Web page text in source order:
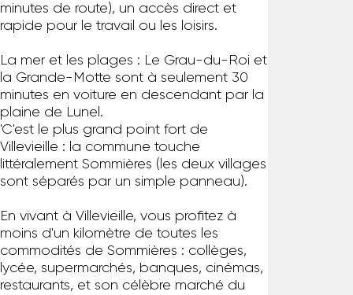
minutes de route), un accès direct et
rapide pour le travail ou les loisirs.
La mer et les plages : Le Grau-du-Roi et
la Grande-Motte sont à seulement 30
minutes en voiture en descendant par la
plaine de Lunel.
'C'est le plus grand point fort de
Villevieille : la commune touche
littéralement Sommières (les deux villages
sont séparés par un simple panneau).
En vivant à Villevieille, vous profitez à
moins d'un kilomètre de toutes les
commodités de Sommières : collèges,
lycée, supermarchés, banques, cinémas,
restaurants, et son célèbre marché du